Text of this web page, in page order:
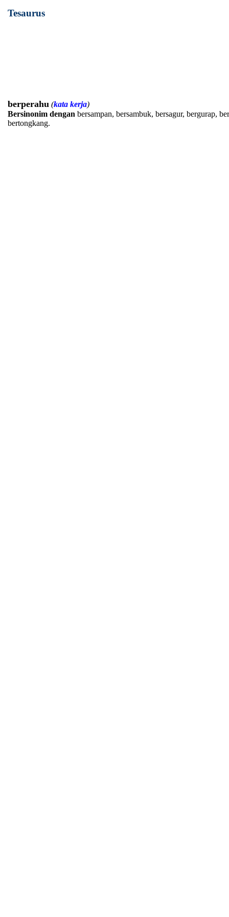
Tesaurus
berperahu (kata kerja)
Bersinonim dengan bersampan, bersambuk, bersagur, bergurap,
bertongkang.